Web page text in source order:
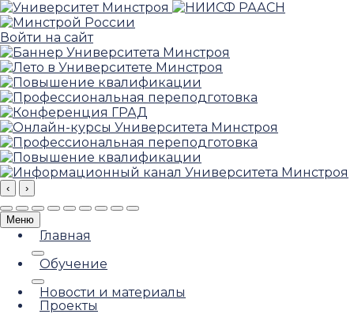
Войти на сайт
‹ ›
Меню
Главная
Обучение
Новости и материалы
Проекты